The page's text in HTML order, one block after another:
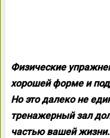
Физические
хорошей форме и
Но это далеко не
тренажерный зал
частью вашей